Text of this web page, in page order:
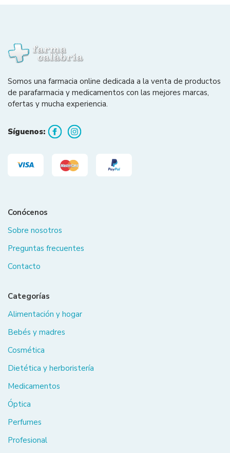
Somos una farmacia online dedicada a la venta de productos
de parafarmacia y medicamentos con las mejores marcas,
ofertas y mucha experiencia.
Síguenos:
Conócenos
Sobre nosotros
Preguntas frecuentes
Contacto
Categorías
Alimentación y hogar
Bebés y madres
Cosmética
Dietética y herboristería
Medicamentos
Óptica
Perfumes
Profesional